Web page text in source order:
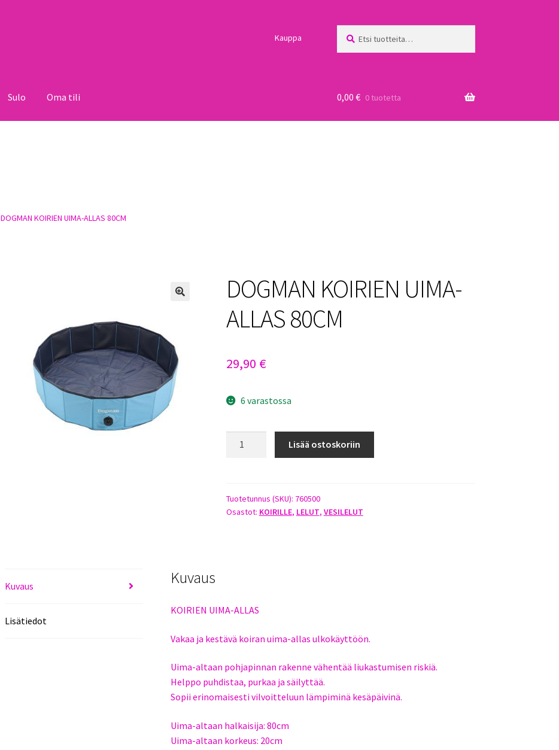
Kauppa
Sulo Oma tili 0,00 € 0 tuotetta
DOGMAN KOIRIEN UIMA-ALLAS 80CM
DOGMAN KOIRIEN UIMA-
ALLAS 80CM
29,90 €
6 varastossa
80CM
määrä
Lisää ostoskoriin
Tuotetunnus (SKU): 760500
Osastot: KOIRILLE, LELUT, VESILELUT
Kuvaus
Lisätiedot
Kuvaus
KOIRIEN UIMA-ALLAS
Vakaa ja kestävä koiran uima-allas ulkokäyttöön.
Uima-altaan pohjapinnan rakenne vähentää liukastumisen riskiä.
Helppo puhdistaa, purkaa ja säilyttää.
Sopii erinomaisesti vilvoitteluun lämpiminä kesäpäivinä.
Uima-altaan halkaisija: 80cm
Uima-altaan korkeus: 20cm